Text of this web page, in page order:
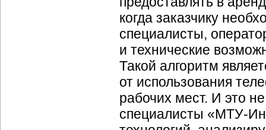
когда заказчику
специалисты,
и технические
Такой алгоритм
от использования
рабочих мест. И это
специалисты «МТУ-